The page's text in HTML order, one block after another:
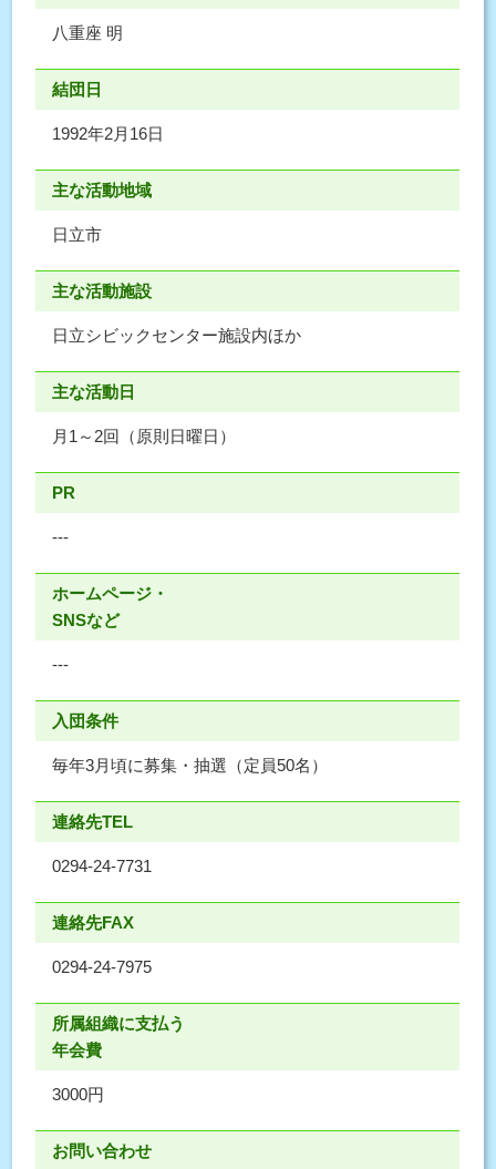
八重座 明
結団日
1992年2月16日
主な活動地域
日立市
主な活動施設
日立シビックセンター施設内ほか
主な活動日
月1～2回（原則日曜日）
PR
---
ホームページ・
SNSなど
---
入団条件
毎年3月頃に募集・抽選（定員50名）
連絡先TEL
0294-24-7731
連絡先FAX
0294-24-7975
所属組織に支払う
年会費
3000円
お問い合わせ